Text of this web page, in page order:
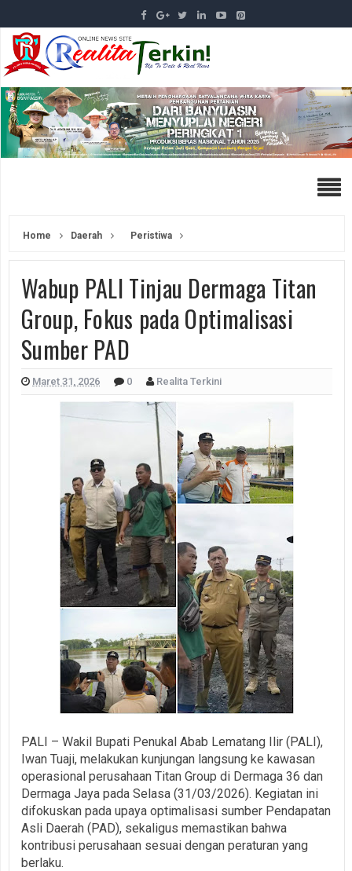
Home Daerah Peristiwa
Wabup PALI Tinjau Dermaga Titan
Group, Fokus pada Optimalisasi
Sumber PAD
Maret 31, 2026 0 Realita Terkini
PALI – Wakil Bupati Penukal Abab Lematang Ilir (PALI),
Iwan Tuaji, melakukan kunjungan langsung ke kawasan
operasional perusahaan Titan Group di Dermaga 36 dan
Dermaga Jaya pada Selasa (31/03/2026). Kegiatan ini
difokuskan pada upaya optimalisasi sumber Pendapatan
Asli Daerah (PAD), sekaligus memastikan bahwa
kontribusi perusahaan sesuai dengan peraturan yang
berlaku.